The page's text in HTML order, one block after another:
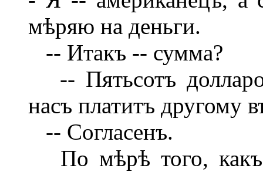
мѣряю на деньги.
-- Итакъ -- сумма?
-- Пятьсотъ
насъ платитъ другому
-- Согласенъ.
По мѣрѣ того, какъ